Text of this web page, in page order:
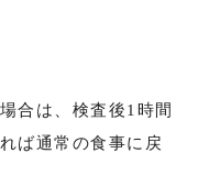
合は、検査後1時間
ば通常の食事に戻